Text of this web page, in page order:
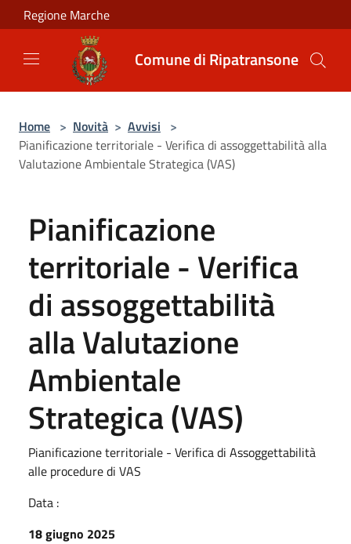
Salta al contenuto principale
Regione Marche
Comune di Ripatransone
Home > Novità > Avvisi >
Pianificazione territoriale - Verifica di assoggettabilità alla
Valutazione Ambientale Strategica (VAS)
Pianificazione
territoriale - Verifica
di assoggettabilità
alla Valutazione
Ambientale
Strategica (VAS)
Pianificazione territoriale - Verifica di Assoggettabilità
alle procedure di VAS
Data :
18 giugno 2025